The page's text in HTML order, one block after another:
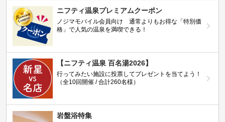
ニフティ温泉プレミアムクーポン
ノジマモバイル会員向け 通常よりもお得な「特別価
格」で人気の温泉を満喫できる！
【ニフティ温泉 百名湯2026】
行ってみたい施設に投票してプレゼントを当てよう！
（全10回開催 / 合計260名様）
岩盤浴特集